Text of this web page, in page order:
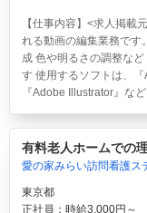
【仕事内容】<求人掲載
れる動画の編集業務です
成 色や明るさの調整な
す 使用するソフトは、
『Adobe Illustrator』な
有料老人ホームでの
愛の家みらい訪問看護ス
東京都
正社員：時給3,000円～